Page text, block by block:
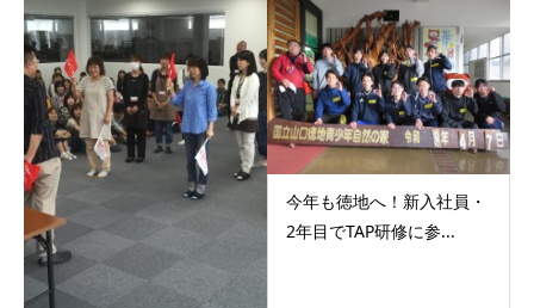
今年も徳地へ！新入社員・
2年目でTAP研修に参...